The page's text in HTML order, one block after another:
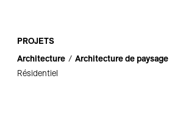
PROJETS
Architecture
Architecture de paysage
Résidentiel